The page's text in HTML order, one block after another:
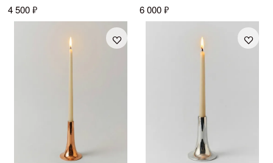
4 500 ₽ 6 000 ₽